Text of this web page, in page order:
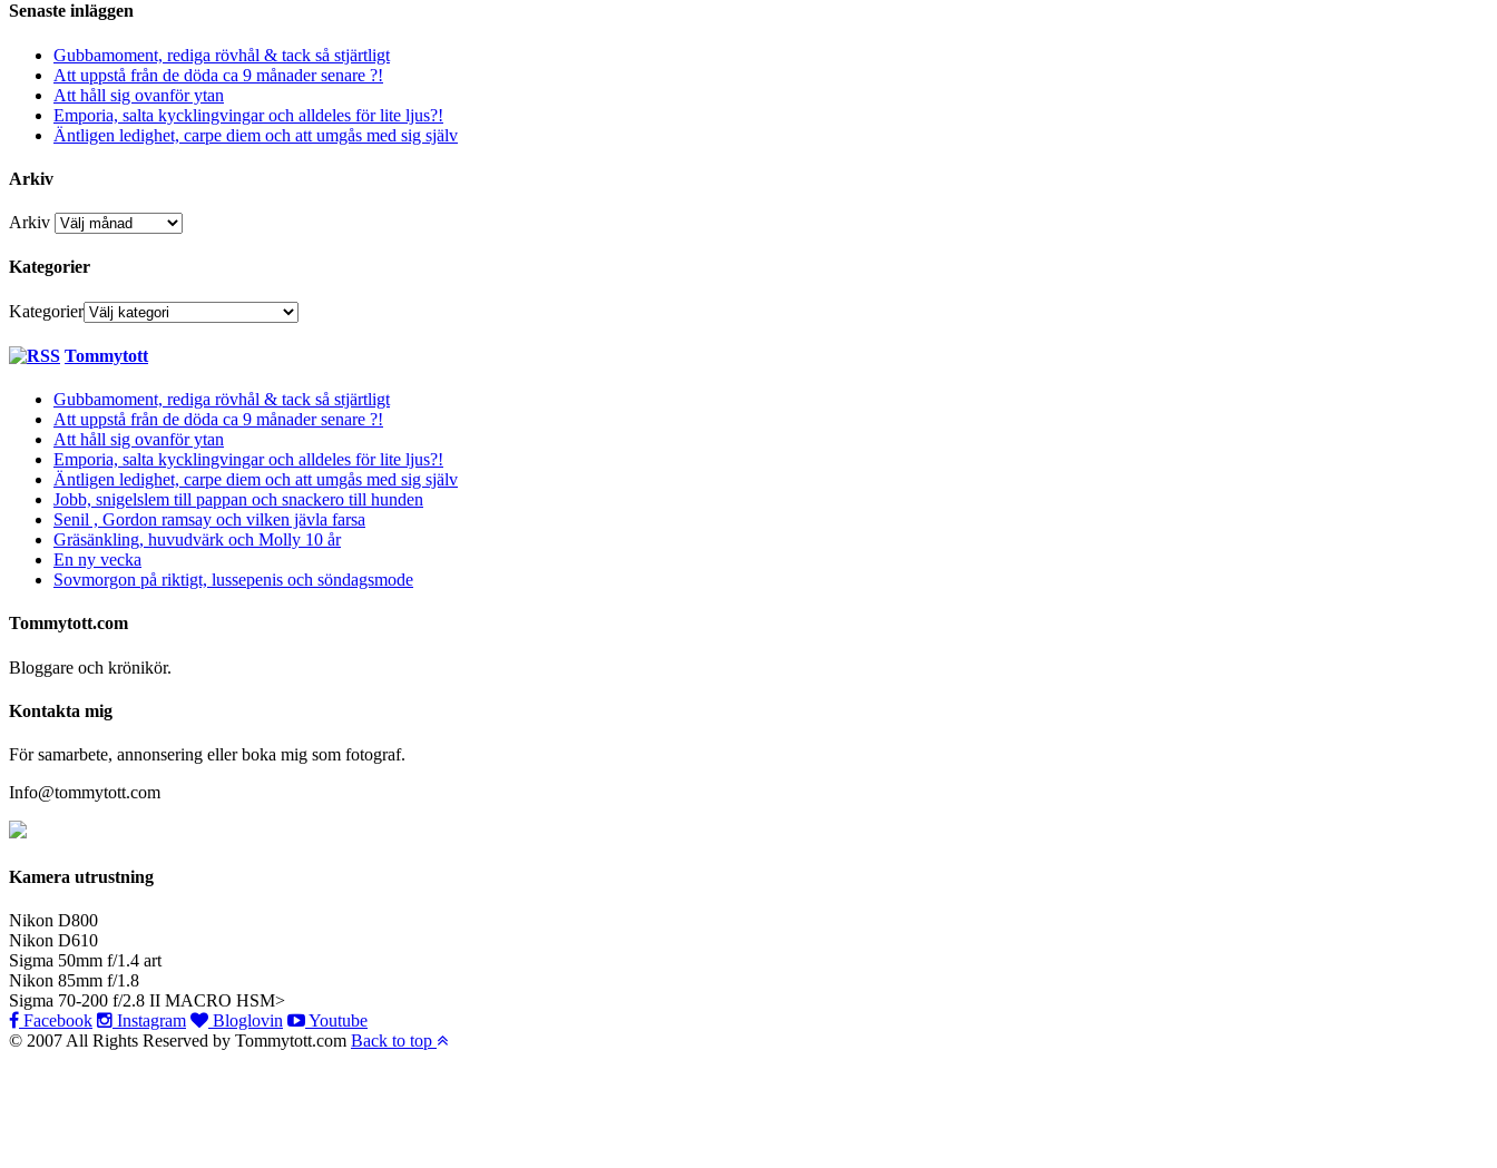
Senaste inläggen
Gubbamoment, rediga rövhål & tack så stjärtligt
Att uppstå från de döda ca 9 månader senare ?!
Att håll sig ovanför ytan
Emporia, salta kycklingvingar och alldeles för lite ljus?!
Äntligen ledighet, carpe diem och att umgås med sig själv
Arkiv
Arkiv
Kategorier
Kategorier
Tommytott
Gubbamoment, rediga rövhål & tack så stjärtligt
Att uppstå från de döda ca 9 månader senare ?!
Att håll sig ovanför ytan
Emporia, salta kycklingvingar och alldeles för lite ljus?!
Äntligen ledighet, carpe diem och att umgås med sig själv
Jobb, snigelslem till pappan och snackero till hunden
Senil , Gordon ramsay och vilken jävla farsa
Gräsänkling, huvudvärk och Molly 10 år
En ny vecka
Sovmorgon på riktigt, lussepenis och söndagsmode
Tommytott.com
Bloggare och krönikör.
Kontakta mig
För samarbete, annonsering eller boka mig som fotograf.
Info@tommytott.com
Kamera utrustning
Nikon D800
Nikon D610
Sigma 50mm f/1.4 art
Nikon 85mm f/1.8
Sigma 70-200 f/2.8 II MACRO HSM>
Facebook
Instagram Bloglovin
Youtube
© 2007 All Rights Reserved by Tommytott.com Back to top